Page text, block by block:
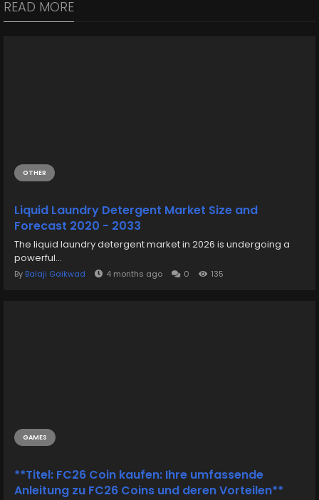
READ MORE
OTHER
Liquid Laundry Detergent Market Size and
Forecast 2020 - 2033
The liquid laundry detergent market in 2026 is undergoing a
powerful...
By Balaji Gaikwad 4 months ago 0 135
GAMES
**Titel: FC26 Coin kaufen: Ihre umfassende
Anleitung zu FC26 Coins und deren Vorteilen**